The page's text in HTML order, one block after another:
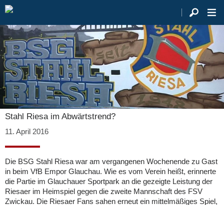
Stahl Riesa im Abwärtstrend?
11. April 2016
Die BSG Stahl Riesa war am vergangenen Wochenende zu Gast
in beim VfB Empor Glauchau. Wie es vom Verein heißt, erinnerte
die Partie im Glauchauer Sportpark an die gezeigte Leistung der
Riesaer im Heimspiel gegen die zweite Mannschaft des FSV
Zwickau. Die Riesaer Fans sahen erneut ein mittelmäßiges Spiel,